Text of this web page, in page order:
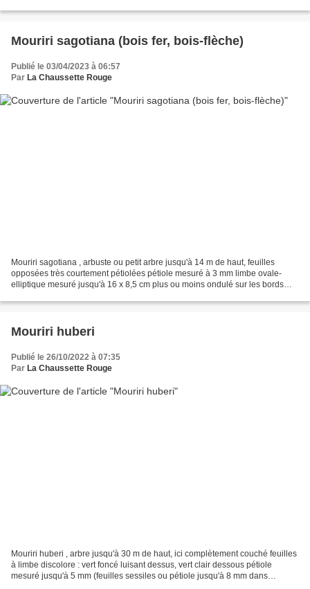
Mouriri sagotiana (bois fer, bois-flèche)
Publié le 03/04/2023 à 06:57
Par La Chaussette Rouge
Mouriri sagotiana , arbuste ou petit arbre jusqu'à 14 m de haut, feuilles
opposées très courtement pétiolées pétiole mesuré à 3 mm limbe ovale-
elliptique mesuré jusqu'à 16 x 8,5 cm plus ou moins ondulé sur les bords
Mouriri huberi
Publié le 26/10/2022 à 07:35
Par La Chaussette Rouge
Mouriri huberi , arbre jusqu'à 30 m de haut, ici complètement couché feuilles
à limbe discolore : vert foncé luisant dessus, vert clair dessous pétiole
mesuré jusqu'à 5 mm (feuilles sessiles ou pétiole jusqu'à 8 mm dans